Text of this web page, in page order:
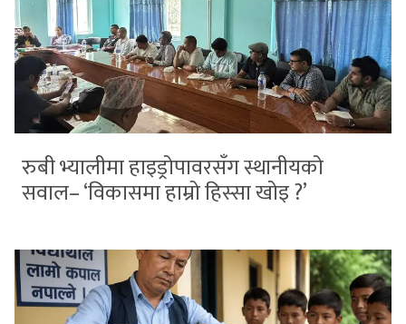
रुबी भ्यालीमा हाइड्रोपावरसँग स्थानीयको
सवाल– ‘विकासमा हाम्रो हिस्सा खोइ ?’